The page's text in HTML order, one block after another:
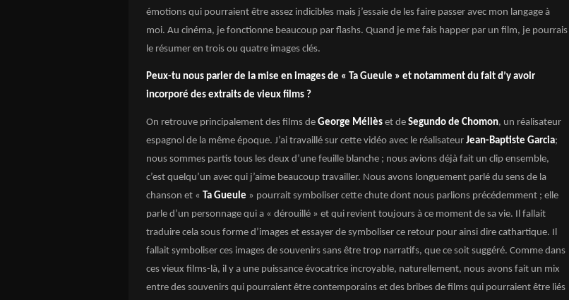
émotions qui pourraient être assez indicibles mais j’essaie de les faire passer avec mon langage à
moi. Au cinéma, je fonctionne beaucoup par flashs. Quand je me fais happer par un film, je pourrais
le résumer en trois ou quatre images clés.
Peux-tu nous parler de la mise en images de « Ta Gueule » et notamment du fait d’y avoir
incorporé des extraits de vieux films ?
On retrouve principalement des films de George Méliès et de Segundo de Chomon, un réalisateur
espagnol de la même époque. J’ai travaillé sur cette vidéo avec le réalisateur Jean-Baptiste Garcia;
nous sommes partis tous les deux d’une feuille blanche ; nous avions déjà fait un clip ensemble,
c’est quelqu’un avec qui j’aime beaucoup travailler. Nous avons longuement parlé du sens de la
chanson et « Ta Gueule » pourrait symboliser cette chute dont nous parlions précédemment ; elle
parle d’un personnage qui a « dérouillé » et qui revient toujours à ce moment de sa vie. Il fallait
traduire cela sous forme d’images et essayer de symboliser ce retour pour ainsi dire cathartique. Il
fallait symboliser ces images de souvenirs sans être trop narratifs, que ce soit suggéré. Comme dans
ces vieux films-là, il y a une puissance évocatrice incroyable, naturellement, nous avons fait un mix
entre des souvenirs qui pourraient être contemporains et des bribes de films qui pourraient être liés